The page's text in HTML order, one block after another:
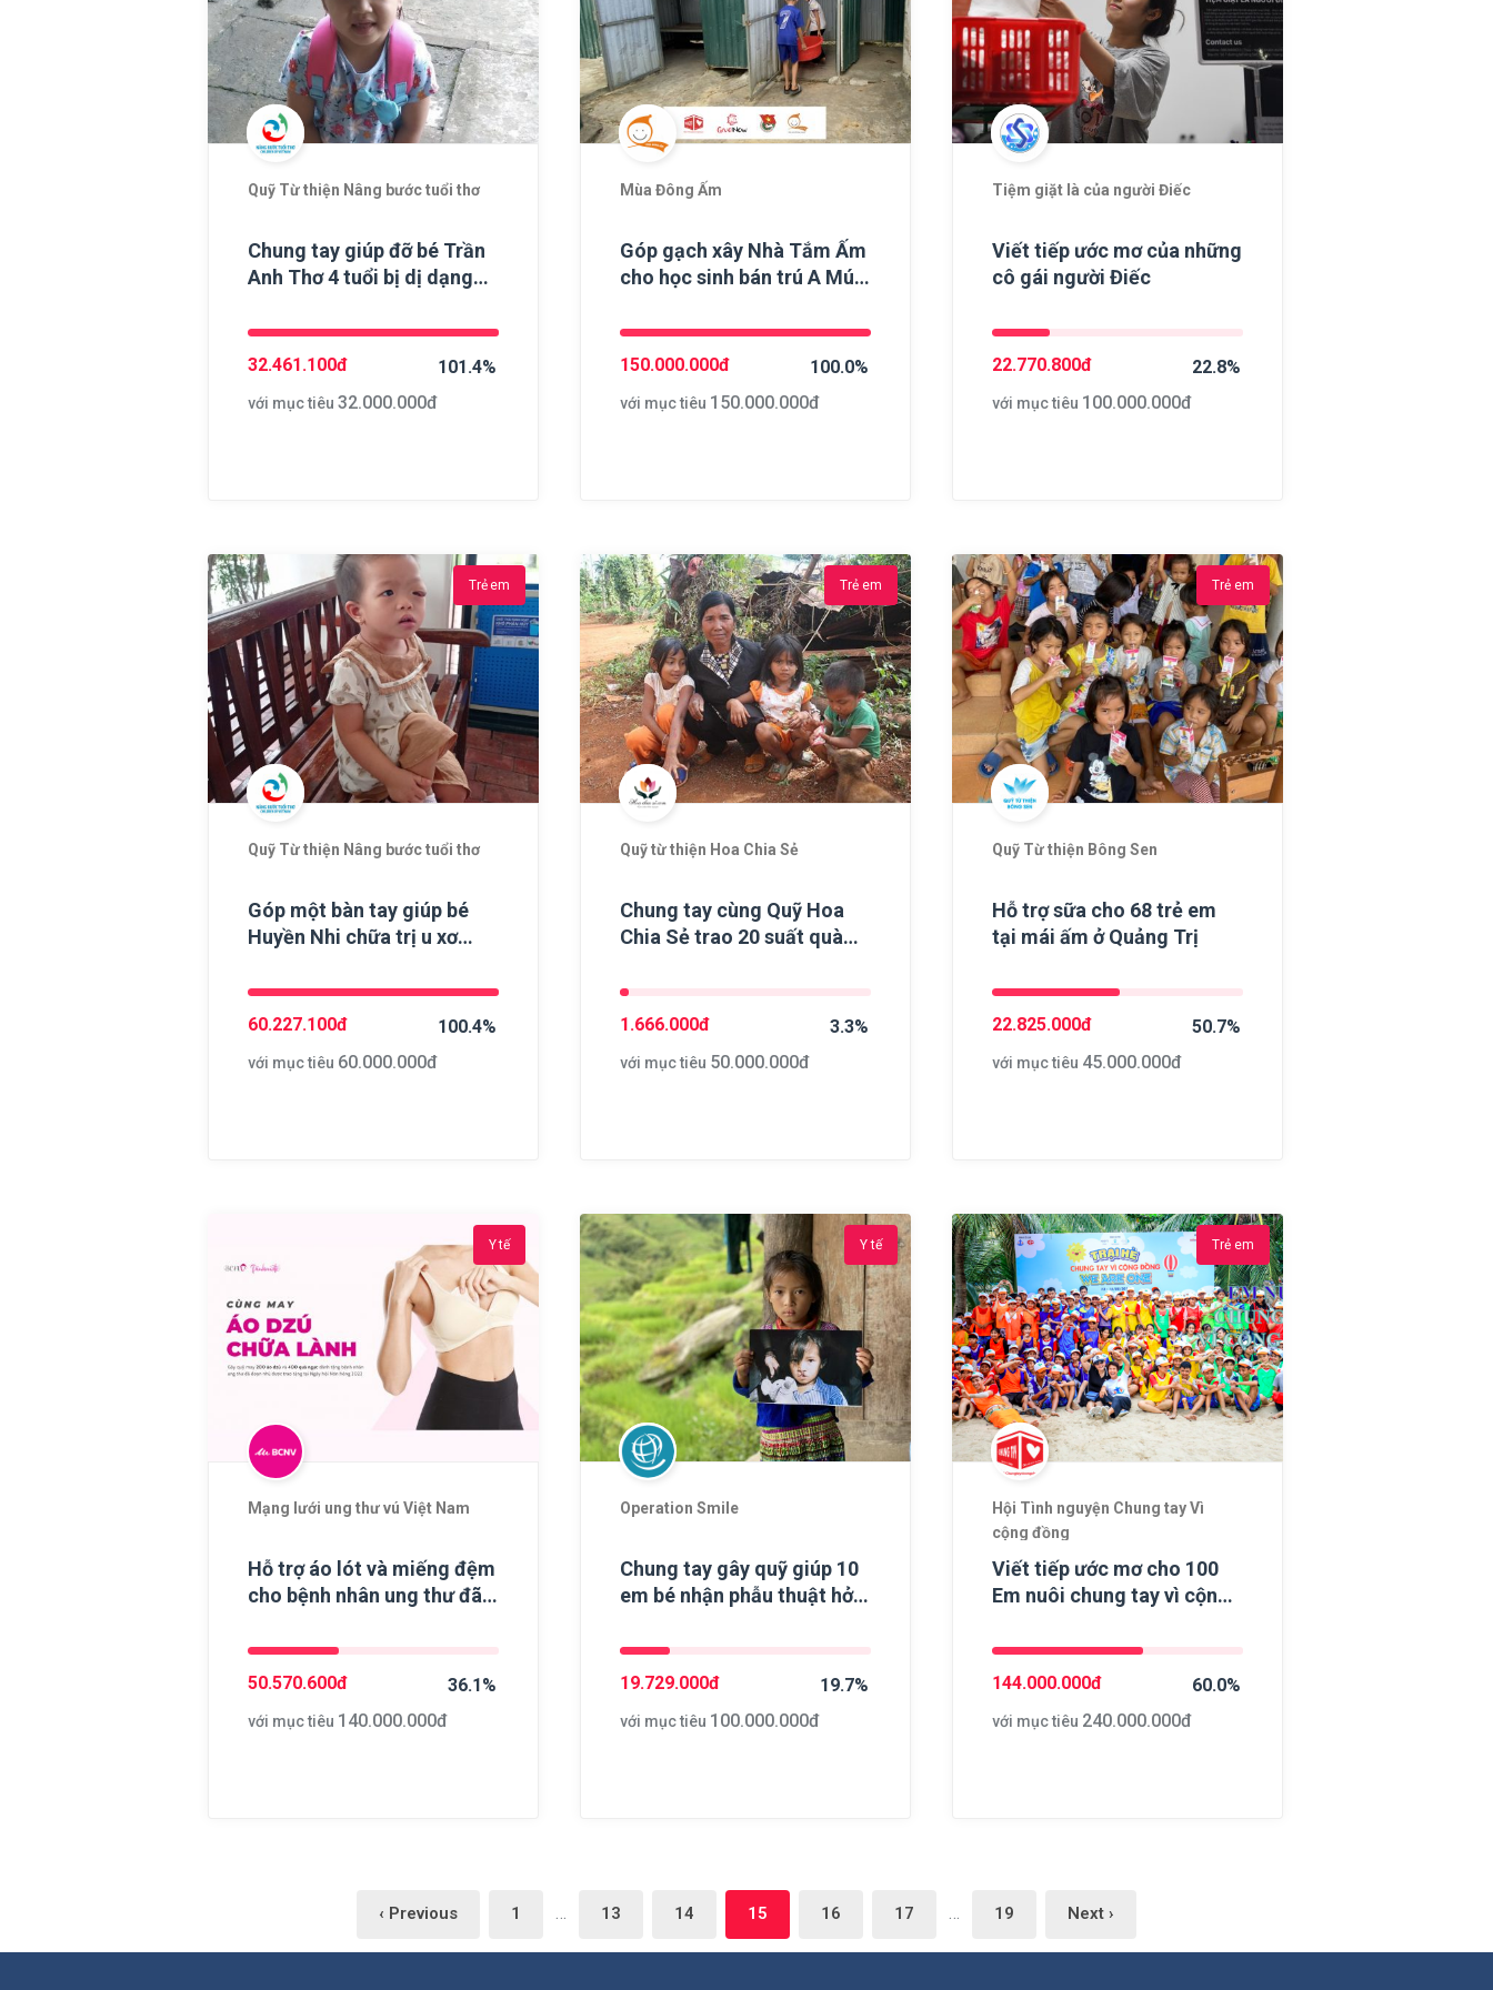
Quỹ Từ thiện Nâng bước tuổi thơ
Chung tay giúp đỡ bé Trần
Anh Thơ 4 tuổi bị dị dạng
101.4%
32.461.100đ
với mục tiêu32.000.000đ
Mùa Đông Ấm
Góp gạch xây Nhà Tắm Ấm
cho học sinh bán trú A Mú
100.0%
150.000.000đ
với mục tiêu 150.000.000đ
Tiệm giặt là của người Điếc
Viết tiếp ước mơ của những
cô gái người Điếc
22.8%
22.770.800đ
với mục tiêu 100.000.000đ
Trẻ em
Quỹ Từ thiện Nâng bước tuổi thơ
Góp một bàn tay giúp bé
Huyền Nhi chữa trị u xơ
100.4%
60.227.100đ
với mục tiêu 60.000.000đ
Trẻ em
Quỹ từ thiện Hoa Chia Sẻ
Chung tay cùng Quỹ Hoa
Chia Sẻ trao 20 suất quà
cảnh khó khăn, hiếu học
3.3%
1.666.000đ
với mục tiêu 50.000.000đ
Trẻ em
Quỹ Từ thiện Bông Sen
Hỗ trợ sữa cho 68 trẻ em
tại mái ấm ở Quảng Trị
50.7%
22.825.000đ
với mục tiêu 45.000.000đ
Y tế
Mạng lưới ung thư vú Việt Nam
Hỗ trợ áo lót và miếng đệm
cho bệnh nhân ung thư đã
36.1%
50.570.600đ
với mục tiêu 140.000.000đ
Y tế
Operation Smile
Chung tay gây quỹ giúp 10
em bé nhận phẫu thuật hở
19.7%
19.729.000đ
với mục tiêu 100.000.000đ
Trẻ em
Hội Tình nguyện Chung tay Vì
cộng đồng
Viết tiếp ước mơ cho 100
Em nuôi chung tay vì cộng
60.0%
144.000.000đ
với mục tiêu 240.000.000đ
‹ Previous 1 … 13 14 15 16 17 … 19 Next ›